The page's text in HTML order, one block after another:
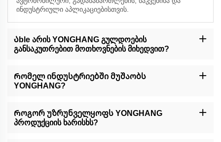
ინდუსტრიული აპლიკაციებისთვის.
Აble არის YONGHANG გულდოების
განსაკუთრებით მოთხოვნების მიხედვით?
მომსახურებებს, 娷ებს დაფენის, გროვებს, გამორთვებს და
გაზომებებს, გამოყენებული CNC მაჭვრება, წყალის
საშუალებით დაჭრისა და მოგზაურების ტექნოლოგიები.
Რომელ ინდუსტრიებში მუშაობს
YONGHANG?
ავტომობილური, გამოსაცემი გადასამართლები, საკვების
გადამუშავება, მაღალი და კაბელის წარმოება და
ფინანსური პრეციზიული მოწყობილობები.
Როგორ უზრუნველყოფს YONGHANG
პროდუქციის ხარისხს?